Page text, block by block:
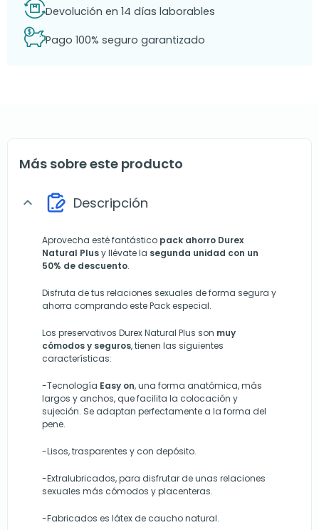
Devolución en 14 días laborables
Pago 100% seguro garantizado
Más sobre este producto
expand_more Descripción
Aprovecha esté fantástico pack ahorro Durex
Natural Plusy llévate la segunda unidad con un
50% de descuento.
Disfruta de tus relaciones sexuales de forma segura y
ahorra comprando este Pack especial.
Los preservativos Durex Natural Plus son muy
cómodos y seguros, tienen las siguientes
características:
-Tecnología Easy on, una forma anatómica, más
largos y anchos, que facilita la colocación y
sujeción. Se adaptan perfectamente a la forma del
pene.
-Lisos, trasparentes y con depósito.
-Extralubricados, para disfrutar de unas relaciones
sexuales más cómodos y placenteras.
-Fabricados es látex de caucho natural.